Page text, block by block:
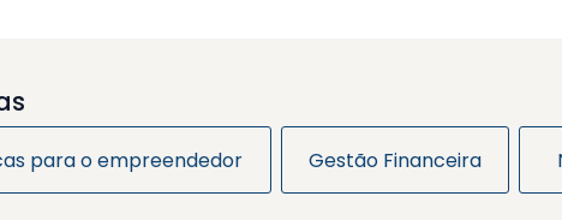
para o empreendedor Gestão Financeira